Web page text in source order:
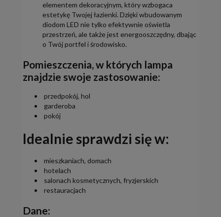
elementem dekoracyjnym, który wzbogaca
estetykę Twojej łazienki. Dzięki wbudowanym
diodom LED nie tylko efektywnie oświetla
przestrzeń, ale także jest energooszczędny, dbając
o Twój portfel i środowisko.
Pomieszczenia, w których lampa
znajdzie swoje zastosowanie:
przedpokój, hol
garderoba
pokój
Idealnie sprawdzi się w:
mieszkaniach, domach
hotelach
salonach kosmetycznych, fryzjerskich
restauracjach
Dane: